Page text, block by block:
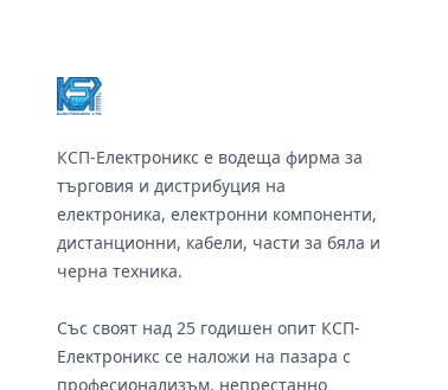
КСП-Електроникс е водеща фирма за
търговия и дистрибуция на
електроника, електронни компоненти,
дистанционни, кабели, части за бяла и
черна техника.
Със своят над 25 годишен опит КСП-
Електроникс се наложи на пазара с
професионализъм, непрестанно